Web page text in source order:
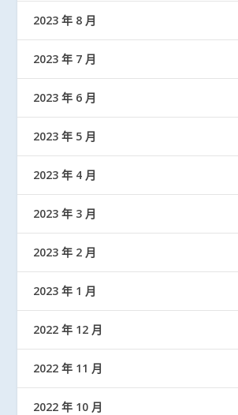
2023 年 8 月
2023 年 7 月
2023 年 6 月
2023 年 5 月
2023 年 4 月
2023 年 3 月
2023 年 2 月
2023 年 1 月
2022 年 12 月
2022 年 11 月
2022 年 10 月